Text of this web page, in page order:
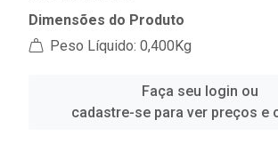
Dimensões do Produto
Peso Líquido: 0,400Kg
Faça seu login ou
cadastre-se para ver preços e